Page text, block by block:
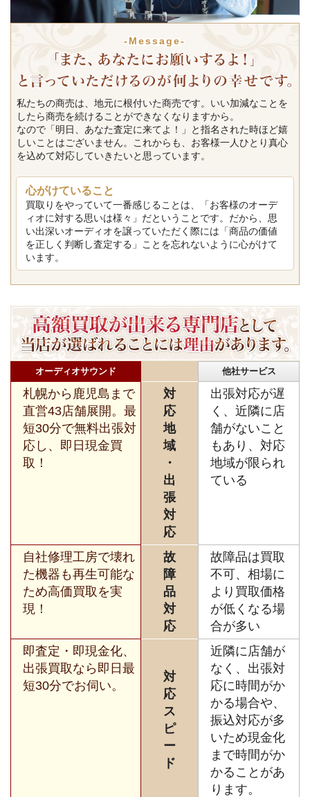
-Message-
私たちの商売は、地元に根付いた商売です。いい加減なことを
したら商売を続けることができなくなりますから。
なので「明日、あなた査定に来てよ！」と指名された時ほど嬉
しいことはございません。これからも、お客様一人ひとり真心
を込めて対応していきたいと思っています。
心がけていること
買取りをやっていて一番感じることは、「お客様のオーデ
ィオに対する思いは様々」だということです。だから、思
い出深いオーディオを譲っていただく際には「商品の価値
を正しく判断し査定する」ことを忘れないように心がけて
います。
オーディオサウンド 他社サービス
札幌から鹿児島まで
直営43店舗展開。最
短30分で無料出張対
応し、即日現金買
取！
対
応
地
域
・
出
張
対
応
出張対応が遅
く、近隣に店
舗がないこと
もあり、対応
地域が限られ
ている
自社修理工房で壊れ
た機器も再生可能な
ため高価買取を実
現！
故
障
品
対
応
故障品は買取
不可、相場に
より買取価格
が低くなる場
合が多い
即査定・即現金化、
出張買取なら即日最
短30分でお伺い。
対
応
ス
ピ
ー
ド
近隣に店舗が
なく、出張対
応に時間がか
かる場合や、
振込対応が多
いため現金化
まで時間がか
かることがあ
ります。